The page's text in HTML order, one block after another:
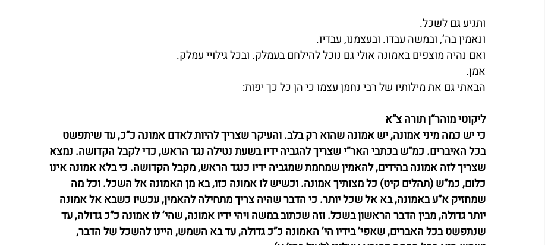
ותגיע גם לשכל.
ונאמין בה’, ובמשה עבדו. ובעצמנו, עבדיו.
ואם נהיה מוצפים באמונה אולי גם נוכל להילחם בעמלק. ובכל גילויי עמלק.
אמן.
הבאתי גם את מילותיו של רבי נחמן עצמו כי הן כל כך יפות:
ליקוטי מוהר“ן תורה צ”א
כי יש כמה מיני אמונה, יש אמונה שהוא רק בלב. והעיקר שצריך להיות לאדם אמונה כ”כ, עד שיתפשט
בכל האיברים. כמ”ש בכתבי האר”י שצריך להגביה ידיו בשעת נטילה נגד הראש, כדי לקבל הקדושה. נמצא
שצריך לזה אמונה בהידים, להאמין שמחמת שמגביה ידיו כנגד הראש, מקבל הקדושה. כי בלא אמונה אינו
כלום, כמ”ש (תהלים קיט) כל מצותיך אמונה. וכשיש לו אמונה כזו, בא מן האמונה אל השכל. וכל מה
שמחזיק א”ע באמונה, בא אל שכל יותר. כי הדבר שהיה צריך מתחילה להאמין, עכשיו כשבא אל אמונה
יותר גדולה, מבין הדבר הראשון בשכל. וזה שכתוב במשה ויהי ידיו אמונה, שהי’ לו אמונה כ”כ גדולה, עד
שנתפשט בכל האברים, שאפי’ בידיו הי’ האמונה כ”כ גדולה, עד בא השמש, היינו להשכל של הדבר,